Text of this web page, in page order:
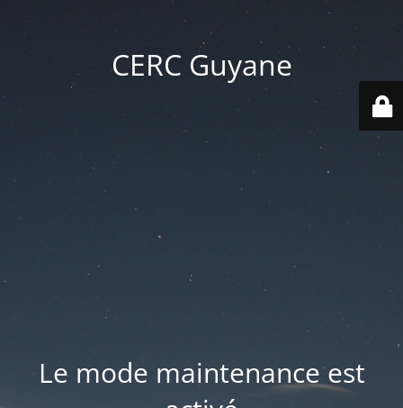
CERC Guyane
Le mode maintenance est